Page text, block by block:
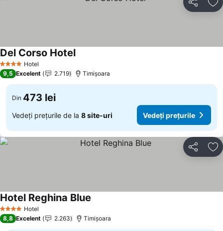
Distribuiți
4 Stele Hotel
Del Corso Hotel
9,5 Excelent 2.719 Timișoara
Din 473 lei
Vedeți prețurile de la 8 site-uri Vedeți prețurile
Distribuiți
4 Stele Hotel
Hotel Reghina Blue
8,8 Excelent 2.263 Timișoara